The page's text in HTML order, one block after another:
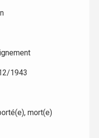
1943
mort(e)